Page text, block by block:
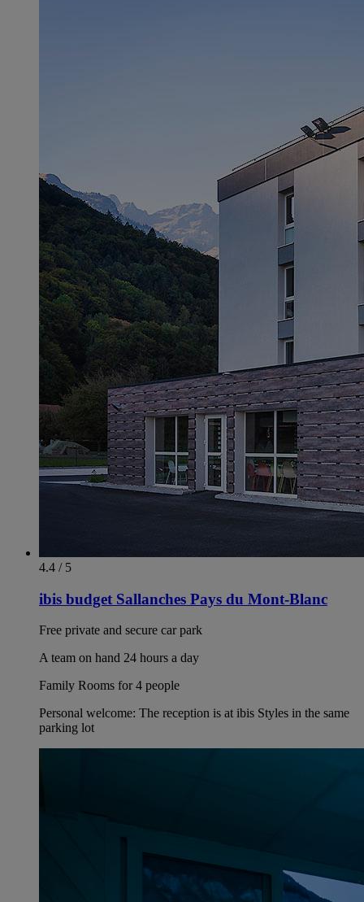
4.4 / 5
ibis budget Sallanches Pays du Mont-Blanc
Free private and secure car park
A team on hand 24 hours a day
Family Rooms for 4 people
Personal welcome: The reception is at ibis Styles in the same
parking lot